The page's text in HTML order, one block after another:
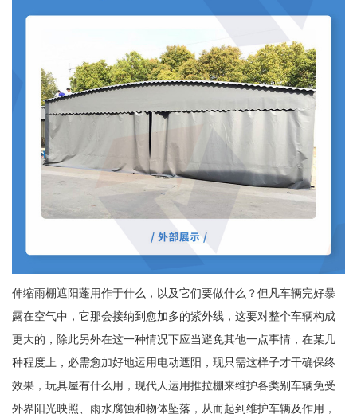
伸缩雨棚遮阳蓬用作于什么，以及它们要做什么？但凡车辆完好暴
露在空气中，它那会接纳到愈加多的紫外线，这要对整个车辆构成
更大的，除此另外在这一种情况下应当避免其他一点事情，在某几
种程度上，必需愈加好地运用电动遮阳，现只需这样子才干确保终
效果，玩具屋有什么用，现代人运用推拉棚来维护各类别车辆免受
外界阳光映照、雨水腐蚀和物体坠落，从而起到维护车辆及作用，